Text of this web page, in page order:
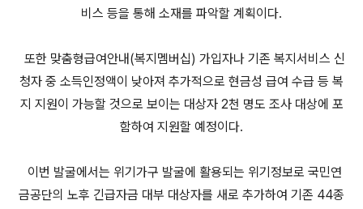
비스 등을 통해 소재를 파악할 계획이다.
또한 맞춤형급여안내(복지멤버십) 가입자나 기존 복지서비스 신
청자 중 소득인정액이 낮아져 추가적으로 현금성 급여 수급 등 복
지 지원이 가능할 것으로 보이는 대상자 2천 명도 조사 대상에 포
함하여 지원할 예정이다.
이번 발굴에서는 위기가구 발굴에 활용되는 위기정보로 국민연
금공단의 노후 긴급자금 대부 대상자를 새로 추가하여 기존 44종